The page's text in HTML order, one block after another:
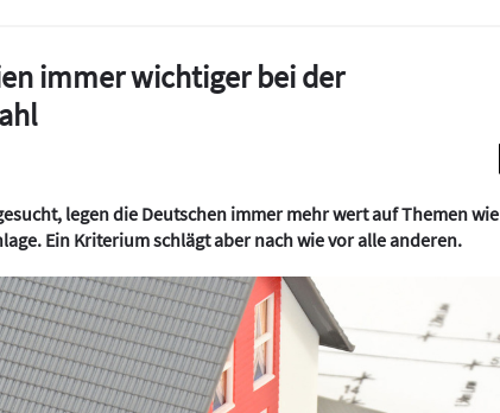
immer wichtiger bei der
legen die Deutschen immer mehr wert auf Themen wie
Ein Kriterium schlägt aber nach wie vor alle anderen.